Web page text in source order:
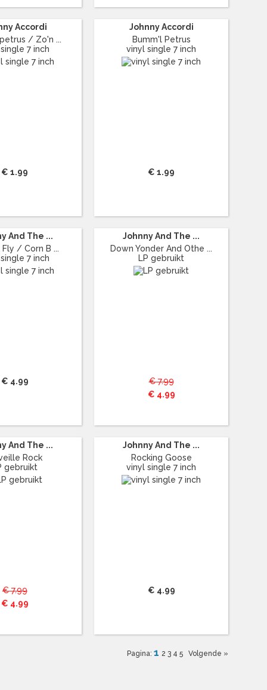
Accordi
/ Zo'n ...
7 inch
€ 1.99
Johnny Accordi
Bumm'l Petrus
vinyl single 7 inch
€ 1.99
And The ...
Fly / Corn B ...
7 inch
€ 4.99
Johnny And The ...
Down Yonder And Othe ...
LP gebruikt
€ 7.99
€ 4.99
And The ...
Rock
gebruikt
€ 7.99
€ 4.99
Johnny And The ...
Rocking Goose
vinyl single 7 inch
€ 4.99
Pagina:123 45 Volgende »